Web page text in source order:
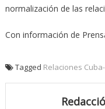
normalización de las
Con información de
Tagged Relaciones Cuba-